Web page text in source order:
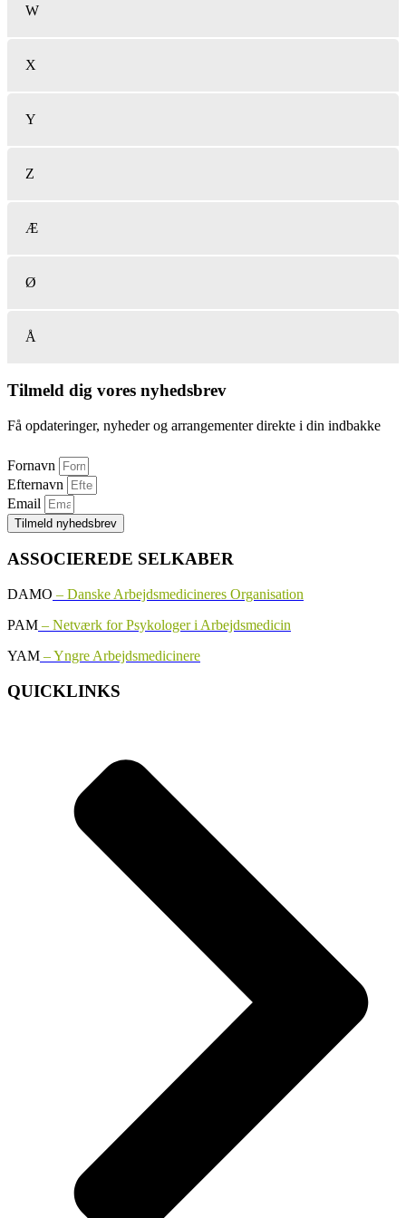
W
X
Y
Z
Æ
Ø
Å
Tilmeld dig vores nyhedsbrev
Få opdateringer, nyheder og arrangementer direkte i din indbakke
Fornavn
Efternavn
Email
Tilmeld nyhedsbrev
ASSOCIEREDE SELKABER
DAMO – Danske Arbejdsmedicineres Organisation
PAM – Netværk for Psykologer i Arbejdsmedicin
YAM – Yngre Arbejdsmedicinere
QUICKLINKS